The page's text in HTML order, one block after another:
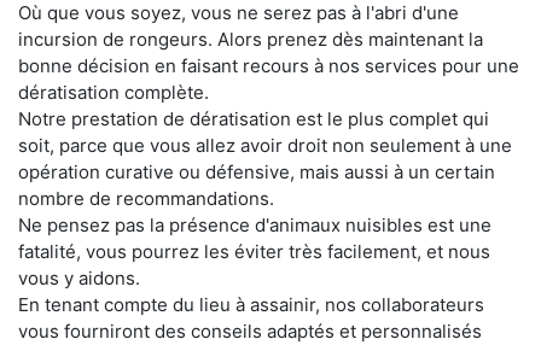
Où que vous soyez, vous ne serez pas à l'abri d'une
incursion de rongeurs. Alors prenez dès maintenant la
bonne décision en faisant recours à nos services pour une
dératisation complète.
Notre prestation de dératisation est le plus complet qui
soit, parce que vous allez avoir droit non seulement à une
opération curative ou défensive, mais aussi à un certain
nombre de recommandations.
Ne pensez pas la présence d'animaux nuisibles est une
fatalité, vous pourrez les éviter très facilement, et nous
vous y aidons.
En tenant compte du lieu à assainir, nos collaborateurs
vous fourniront des conseils adaptés et personnalisés